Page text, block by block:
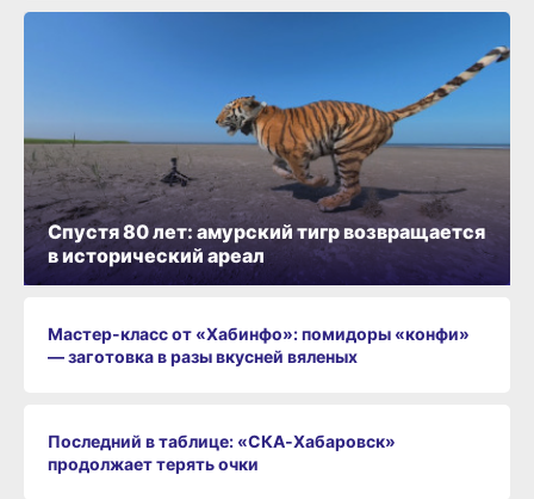
Мастер-класс от «Хабинфо»: помидоры «конфи»
— заготовка в разы вкусней вяленых
Последний в таблице: «СКА‑Хабаровск»
продолжает терять очки
Спустя 80 лет: амурский тигр возвращается
в исторический ареал